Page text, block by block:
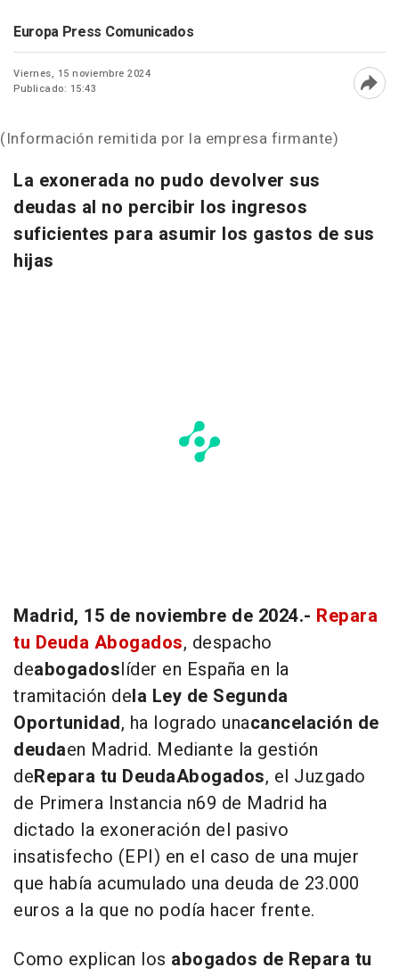
Europa Press Comunicados
Viernes, 15 noviembre 2024
Publicado: 15:43
(Información remitida por la empresa firmante)
La exonerada no pudo devolver sus
deudas al no percibir los ingresos
suficientes para asumir los gastos de sus
hijas
Madrid, 15 de noviembre de 2024.- Repara
tu Deuda Abogados, despacho
deabogadoslíder en España en la
tramitación dela Ley de Segunda
Oportunidad, ha logrado unacancelación de
deudaen Madrid. Mediante la gestión
deRepara tu DeudaAbogados, el Juzgado
de Primera Instancia n69 de Madrid ha
dictado la exoneración del pasivo
insatisfecho (EPI) en el caso de una mujer
que había acumulado una deuda de 23.000
euros a la que no podía hacer frente.
Como explican los abogados de Repara tu